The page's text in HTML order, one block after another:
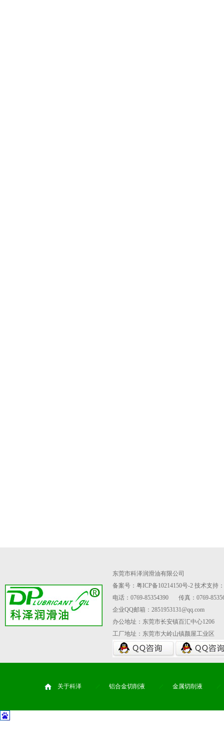
东莞市科泽润滑油有限公司
备案号：粤ICP备10214150号-2 技术支持：
电话：0769-85354390
传真：0769-
企业QQ邮箱：2851953131@qq.com
办公地址：东莞市长安镇百汇中心1206
工厂地址：东莞市大岭山镇颜屋工业区
关于科泽 铝合金切削液 金属切削液